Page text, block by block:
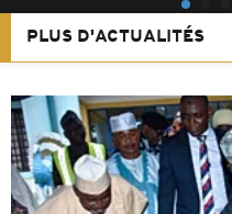
PLUS D'ACTUALITÉS